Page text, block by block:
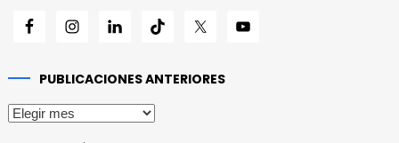
PUBLICACIONES ANTERIORES
Publicaciones